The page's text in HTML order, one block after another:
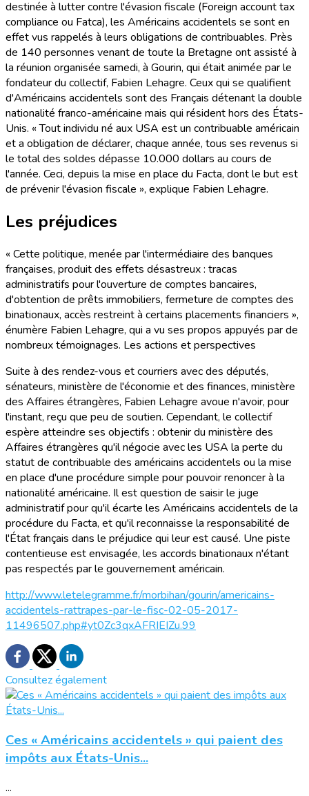
destinée à lutter contre l'évasion fiscale (Foreign account tax
compliance ou Fatca), les Américains accidentels se sont en
effet vus rappelés à leurs obligations de contribuables. Près
de 140 personnes venant de toute la Bretagne ont assisté à
la réunion organisée samedi, à Gourin, qui était animée par le
fondateur du collectif, Fabien Lehagre. Ceux qui se qualifient
d'Américains accidentels sont des Français détenant la double
nationalité franco-américaine mais qui résident hors des États-
Unis. « Tout individu né aux USA est un contribuable américain
et a obligation de déclarer, chaque année, tous ses revenus si
le total des soldes dépasse 10.000 dollars au cours de
l'année. Ceci, depuis la mise en place du Facta, dont le but est
de prévenir l'évasion fiscale », explique Fabien Lehagre.
Les préjudices
« Cette politique, menée par l'intermédiaire des banques
françaises, produit des effets désastreux : tracas
administratifs pour l'ouverture de comptes bancaires,
d'obtention de prêts immobiliers, fermeture de comptes des
binationaux, accès restreint à certains placements financiers »,
énumère Fabien Lehagre, qui a vu ses propos appuyés par de
nombreux témoignages. Les actions et perspectives
Suite à des rendez-vous et courriers avec des députés,
sénateurs, ministère de l'économie et des finances, ministère
des Affaires étrangères, Fabien Lehagre avoue n'avoir, pour
l'instant, reçu que peu de soutien. Cependant, le collectif
espère atteindre ses objectifs : obtenir du ministère des
Affaires étrangères qu'il négocie avec les USA la perte du
statut de contribuable des américains accidentels ou la mise
en place d'une procédure simple pour pouvoir renoncer à la
nationalité américaine. Il est question de saisir le juge
administratif pour qu'il écarte les Américains accidentels de la
procédure du Facta, et qu'il reconnaisse la responsabilité de
l'État français dans le préjudice qui leur est causé. Une piste
contentieuse est envisagée, les accords binationaux n'étant
pas respectés par le gouvernement américain.
http://www.letelegramme.fr/morbihan/gourin/americains-
accidentels-rattrapes-par-le-fisc-02-05-2017-
11496507.php#yt0Zc3qxAFRIEIZu.99
Consultez également
Ces « Américains accidentels » qui paient des
impôts aux États-Unis...
...